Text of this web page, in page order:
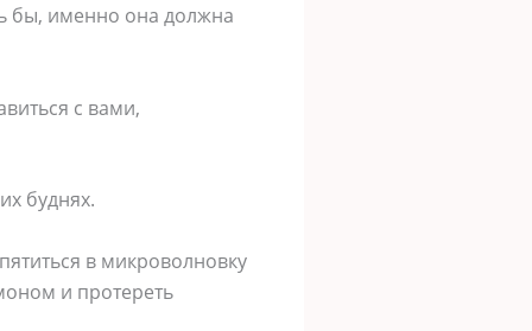
бы, именно она должна
с вами,
буднях.
в микроволновку
и протереть